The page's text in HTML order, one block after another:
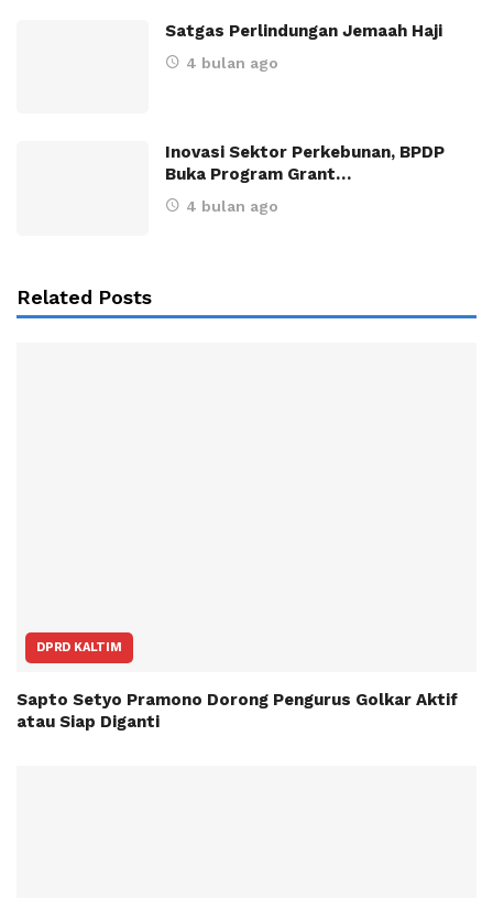
Satgas Perlindungan Jemaah Haji
4 bulan ago
Inovasi Sektor Perkebunan, BPDP
Buka Program Grant…
4 bulan ago
Related Posts
DPRD KALTIM
Sapto Setyo Pramono Dorong Pengurus Golkar Aktif
atau Siap Diganti